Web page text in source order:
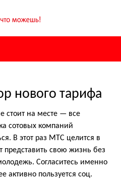
нового тарифа
стоит на месте — все
сотовых компаний
В этот раз МТС целится в
представить свою жизнь без
Согласитесь именно
активно пользуется соц.